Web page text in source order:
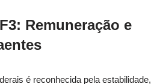
Remuneração e
é reconhecida pela estabilidade,